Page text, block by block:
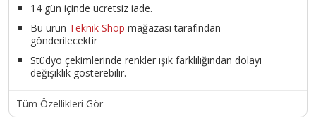
14 gün içinde ücretsiz iade.
Bu ürün Teknik Shop mağazası tarafından
gönderilecektir
Stüdyo çekimlerinde renkler ışık farklılığından dolayı
değişiklik gösterebilir.
Tüm Özellikleri Gör